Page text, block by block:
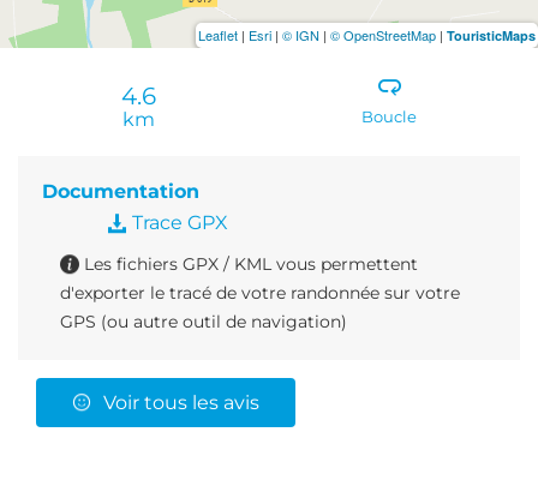
4.6
km Boucle
Documentation
Trace GPX
Les fichiers GPX / KML vous permettent
d'exporter le tracé de votre randonnée sur votre
GPS (ou autre outil de navigation)
Voir tous les avis
Leaflet | Esri | © IGN | © OpenStreetMap | TouristicMaps